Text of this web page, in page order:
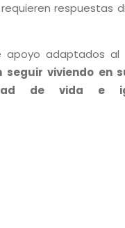
respuestas
apoyo adaptados
seguir viviendo en
de vida e